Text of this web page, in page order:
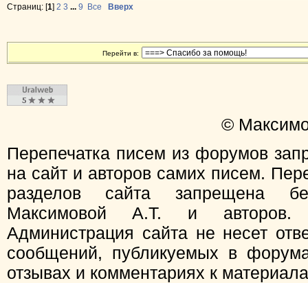
Страниц: [1] 2 3 ... 9 Все Вверх
Перейти в:
©
Перепечатка писем из форумов
на сайт и авторов самих писем.
разделов сайта запрещена
Максимовой А.Т. и
Администрация сайта не несет
сообщений, публикуемых в
отзывах и комментариях к